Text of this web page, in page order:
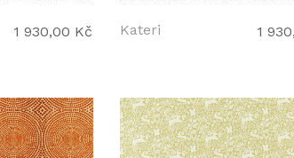
1 930,00 Kč Kateri 1